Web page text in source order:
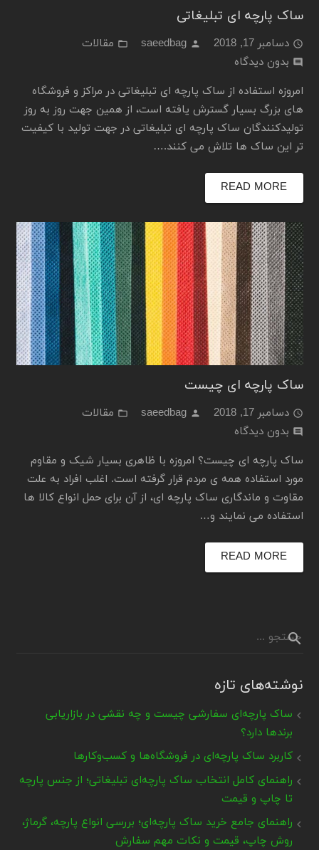
ساک پارچه ای تبلیغاتی
access_time دسامبر 17, 2018 person
saeedbag
folder_open مقالات
comment بدون دیدگاه
امروزه استفاده از ساک پارچه ای تبلیغاتی در مراکز و فروشگاه
های بزرگ بسیار گسترش یافته است، از همین جهت روز به روز
تولیدکنندگان ساک پارچه ای تبلیغاتی در جهت تولید با کیفیت
تر این ساک ها تلاش می کنند.…
READ MORE
ساک پارچه ای چیست
access_time دسامبر 17, 2018 person
saeedbag
folder_open مقالات
comment بدون دیدگاه
ساک پارچه ای چیست؟ امروزه با ظاهری بسیار شیک و مقاوم
مورد استفاده همه ی مردم قرار گرفته است. اغلب افراد به علت
مقاوت و ماندگاری ساک پارچه ای، از آن برای حمل انواع کالا ها
استفاده می نمایند و…
READ MORE
نوشته‌های تازه
ساک پارچه‌ای سفارشی چیست و چه نقشی در بازاریابی
برندها دارد؟
کاربرد ساک پارچه‌ای در فروشگاه‌ها و کسب‌وکارها
راهنمای کامل انتخاب ساک پارچه‌ای تبلیغاتی؛ از جنس پارچه
تا چاپ و قیمت
راهنمای جامع خرید ساک پارچه‌ای؛ بررسی انواع پارچه، گرماژ،
روش چاپ، قیمت و نکات مهم سفارش